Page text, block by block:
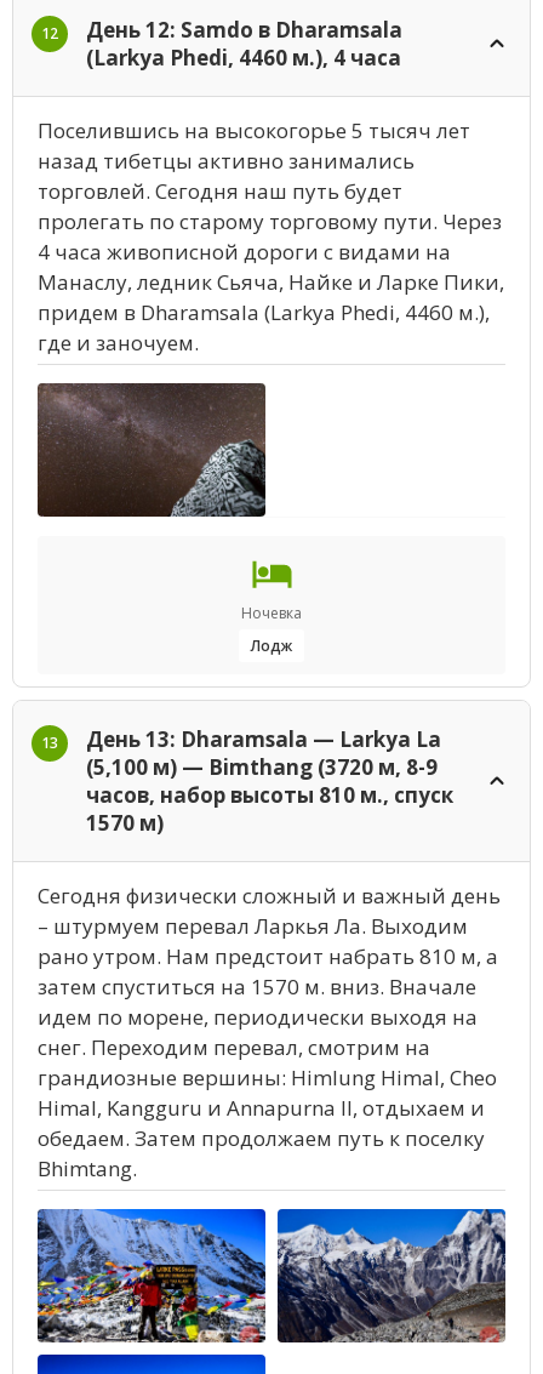
12
День 12: Samdo в Dharamsala
(Larkya Phedi, 4460 м.), 4 часа
Поселившись на высокогорье 5 тысяч лет
назад тибетцы активно занимались
торговлей. Сегодня наш путь будет
пролегать по старому торговому пути. Через
4 часа живописной дороги с видами на
Манаслу, ледник Сьяча, Найке и Ларке Пики,
придем в Dharamsala (Larkya Phedi, 4460 м.),
где и заночуем.
Ночевка
Лодж
13
День 13: Dharamsala — Larkya La
(5,100 м) — Bimthang (3720 м, 8-9
часов, набор высоты 810 м., спуск
1570 м)
Сегодня физически сложный и важный день
– штурмуем перевал Ларкья Ла. Выходим
рано утром. Нам предстоит набрать 810 м, а
затем спуститься на 1570 м. вниз. Вначале
идем по морене, периодически выходя на
снег. Переходим перевал, смотрим на
грандиозные вершины: Himlung Himal, Cheo
Himal, Kangguru и Annapurna II, отдыхаем и
обедаем. Затем продолжаем путь к поселку
Bhimtang.